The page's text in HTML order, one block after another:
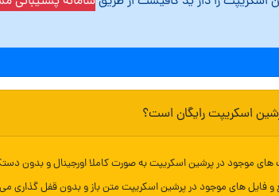
اسکریپت رایگان است؟
های موجود در پرشین اسکریپت به صورت کاملا اورجینال و بدون
فایل های موجود در پرشین اسکریپت متن باز و بدون قفل گذاری